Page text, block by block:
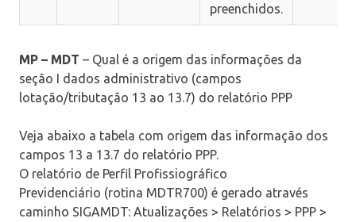
preenchidos.
MP – MDT – Qual é a origem das informações da
seção I dados administrativo (campos
lotação/tributação 13 ao 13.7) do relatório PPP
Veja abaixo a tabela com origem das informação dos
campos 13 a 13.7 do relatório PPP.
O relatório de Perfil Profissiográfico
Previdenciário (rotina MDTR700) é gerado através
caminho SIGAMDT: Atualizações > Relatórios > PPP >